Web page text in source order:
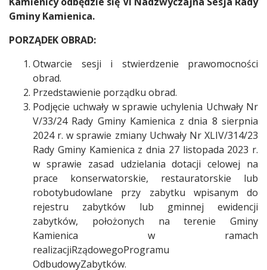
Gminy Kamienica.
PORZĄDEK OBRAD:
Otwarcie sesji i stwierdzenie prawomocności
obrad.
Przedstawienie porządku obrad.
Podjęcie uchwały w sprawie uchylenia Uchwały Nr
V/33/24 Rady Gminy Kamienica z dnia 8 sierpnia
2024 r. w sprawie zmiany Uchwały Nr XLIV/314/23
Rady Gminy Kamienica z dnia 27 listopada 2023 r.
w sprawie zasad udzielania dotacji celowej na
prace konserwatorskie, restauratorskie lub
robotybudowlane przy zabytku wpisanym do
rejestru zabytków lub gminnej ewidencji
zabytków, położonych na terenie Gminy
Kamienica w ramach
realizacjiRządowegoProgramu
OdbudowyZabytków.